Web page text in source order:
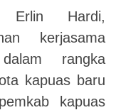
Erlin Hardi,
kerjasama
rangka
kapuas baru
kapuas